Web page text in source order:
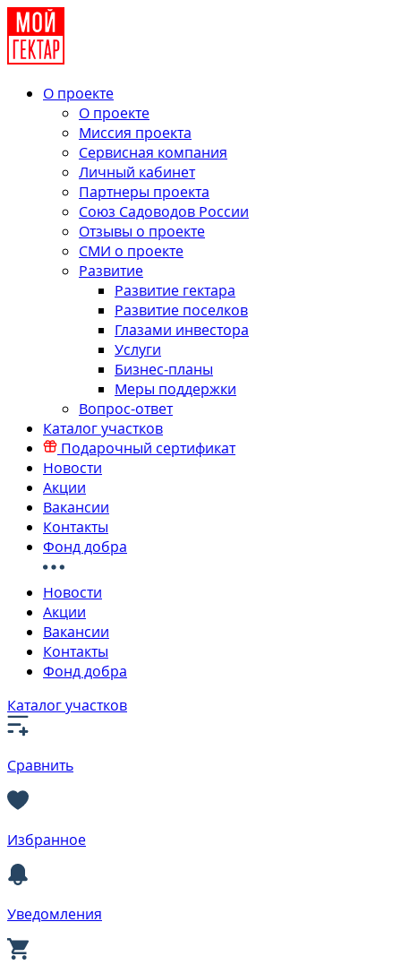
О проекте
О проекте
Миссия проекта
Сервисная компания
Личный кабинет
Партнеры проекта
Союз Садоводов России
Отзывы о проекте
СМИ о проекте
Развитие
Развитие гектара
Развитие поселков
Глазами инвестора
Услуги
Бизнес-планы
Меры поддержки
Вопрос-ответ
Каталог участков
Подарочный сертификат
Новости
Акции
Вакансии
Контакты
Фонд добра
Новости
Акции
Вакансии
Контакты
Фонд добра
Каталог участков
Сравнить
Избранное
Уведомления